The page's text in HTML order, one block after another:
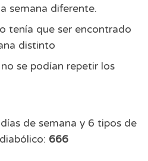
semana diferente.
tenía que ser encontrado
distinto
se podían repetir los
de semana y 6 tipos de
666